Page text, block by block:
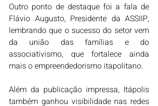
Outro ponto de destaque foi a fala de
Flávio Augusto, Presidente da ASSIIP,
lembrando que o sucesso do setor vem
da união das famílias e do
associativismo, que fortalece ainda
mais o empreendedorismo itapolitano.
Além da publicação impressa, Itápolis
também ganhou visibilidade nas redes